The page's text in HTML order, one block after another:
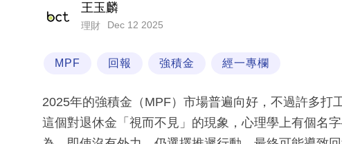
王玉麟
理財 Dec 12 2025
MPF 回報 強積金 經一專欄
2025年的強積金（MPF）市場普遍向好，不過許多打
這個對退休金「視而不見」的現象，心理學上有個